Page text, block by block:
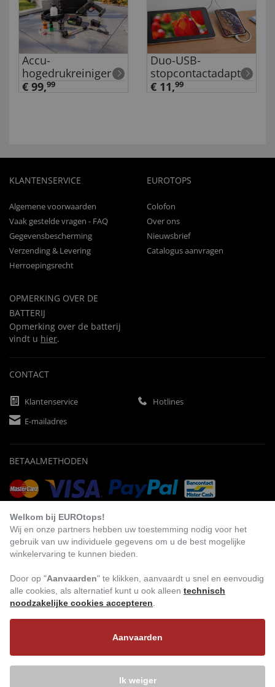
Accu-
hogedrukreiniger
€ 99,99
Duo-USB-
stopcontactadapter
€ 11,99
KLANTENSERVICE
Algemene voorwaarden
Vaak gestelde vragen - FAQ
Gegevensbescherming
Verzending & Levering
Herroepingsrecht
OPMERKING OVER DE
BATTERIJ
Opmerking over de batterij
vindt u hier.
EUROTOPS
Colofon
Over ons
Nieuwsbrief
Catalogus aanvragen
CONTACT
Klantenservice
Hotlines
E-mailadres
BETAALMETHODEN
BEZOEK ONS
Welkom bij EUROtops!
Wij en onze partners hebben uw toestemming nodig voor het
gebruik van uw individuele gegevens om u de best mogelijke
winkelervaring te kunnen bieden.
Door op "Aanvaarden" te klikken, aanvaardt u snel en eenvoudig
alle cookies, als alternatief kunt u ook alleen technisch
noodzakelijke cookies accepteren
Aanvaarden
Ik weiger